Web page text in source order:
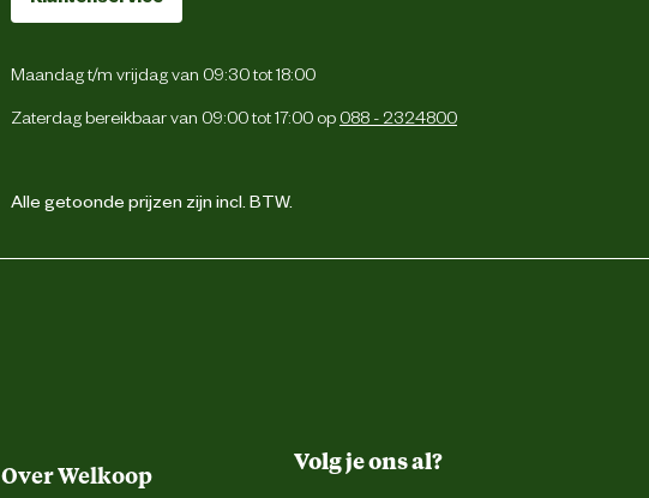
Maandag t/m vrijdag van 09:30 tot 18:00
Zaterdag bereikbaar van 09:00 tot 17:00 op 088 - 2324800
Alle getoonde prijzen zijn incl. BTW.
Over Welkoop
Volg je ons al?